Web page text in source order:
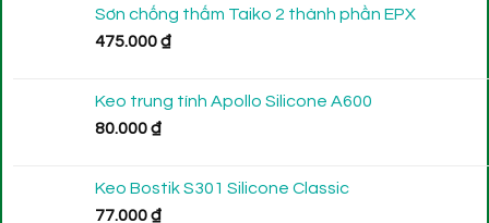
Sơn chống thấm Taiko 2 thành phần EPX
475.000₫
Keo trung tính Apollo Silicone A600
80.000₫
Keo Bostik S301 Silicone Classic
77.000₫